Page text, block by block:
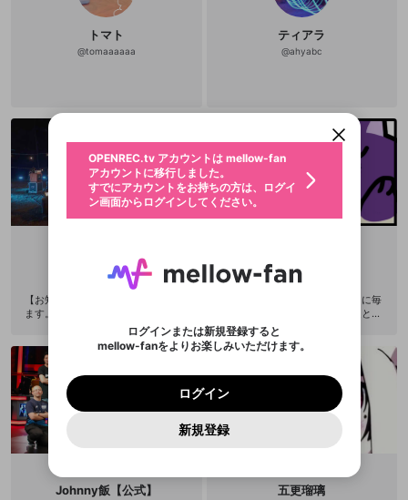
トマト
@tomaaaaaa
ティアラ
@ahyabc
としやん
suna999
【お知らせ】 ここでの配信は停止し
ます。 今までありがとうございまし
v/toarutoshiyan
ようふぁん
@
ゲームは楽しく遊ぶをモットーに毎
日真剣に遊んでます沢山の人達と楽
しく遊びたいです！ゲームを楽しく
遊んで笑って生きていく ゲームの腕
前はお察しレベル（笑）よろしくお
願いたします！ DeadbyDaylight ス
プラトゥーン2をよくやってます！ Y
ouTube https://www.youtube.com/
channel/UClhfuoqFMZ3MfEWTc1K
NY_g Twitter https://mobile.twitter.
com/EnjoyAllTheGame TikTok http
s://vt.tiktok.com/ZS3sXVyT/ Instag
ram https://instagram.com/youfun_
games?igshid=19kdpja8vm7rh 欲
しいものリスト https://www.amazo
Johnny飯【公式】 五更瑠璃
チームメンバーに追加しますか？
キャンセル はい
ブロックリストに追加しますか？
キャンセル OK
この動画の公開は終了しました
OK
ファンレター
応援している配信者にファンレターを送ることがで
きます。好きなデザインを選んでメッセージを書い
※ファンレター機能は有料サービスです。
ファンレターを作成
固定動画に設定
マイページに表示されている動画 (ライブ配信、配
信予定、アーカイブ、アップロード動画) をページ
のトップに1つ固定できます。動画タイトル横のメ
ニューより設定することができます。
動画プレイリストを選択
動画のプレイリストを一つ選択すると、そのプレイ
ることができます。
選択できるプレイリストがありません。
動画プレイリストがありません
ポイントが不足しています
ご確認ください
した。 サービスを利用するには変更後の内容を
を確認しました。
確認しました
新規登録
メールアドレスで新規登録
または
Google
Yahoo! JAPAN
Appleでサインアップ
@
次にお進みください。
ログイン
メールアドレスでログイン
または
Google
Yahoo! JAPAN
Appleでサインイン
ログイン
ログイン
パスワードを忘れた方はこちら
アカウントをお持ちですか？アカウントを作成する
OPENREC.tv アカウントは mellow-fan
アカウントに移行しました。
すでにアカウントをお持ちの方は、ログイ
ン画面からログインしてください。
ログインまたは新規登録すると
mellow-fanをよりお楽しみいただけます。
ログイン
新規登録
登録したメールアドレスを入力し、送信してくださ
再設定する
入力していただいたメールアドレ
スに、パスワード再設定用URLを
のでご確認ください
OK
年
生年月は登録後に変更できません。
お住まいの地域
ご登録いただいた情報はサービスの向上を目的
として使用いたします。
一部サービスをご利用いただくには、生年月の
登録が必要です。
認証コードの入力
メイン及びcs.openrec.co.jpドメイン）が受信拒否設
定に含まれていないかご確認ください。
入力
セッションの有効期限が切れたた
不適切なユーザーとして報告しま
すか？
問題を選択してください
わいせつな表現
著作権の侵害
なりすまし行為
出会いを誘導する行為
0
報告された問題については、利用規約に違反しているか
どうかをスタッフが確認します。
用することは、利用規約違反になります。
サブスクシェア
詳しくはこちら
閉じる
Discordアカウントをお持ちでない方
Discordアカウントを作成
Discordは第三者が提供するコミュニティーサービスで、
mellow-fanとは関わりがありません。Discordに関してのお
問い合わせにはお答えすることができません。Discordの仕
様変更により、限定コミュニティ特典の提供が終了する可能
します。